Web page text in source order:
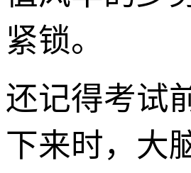
紧锁。
还记得考试
下来时，大